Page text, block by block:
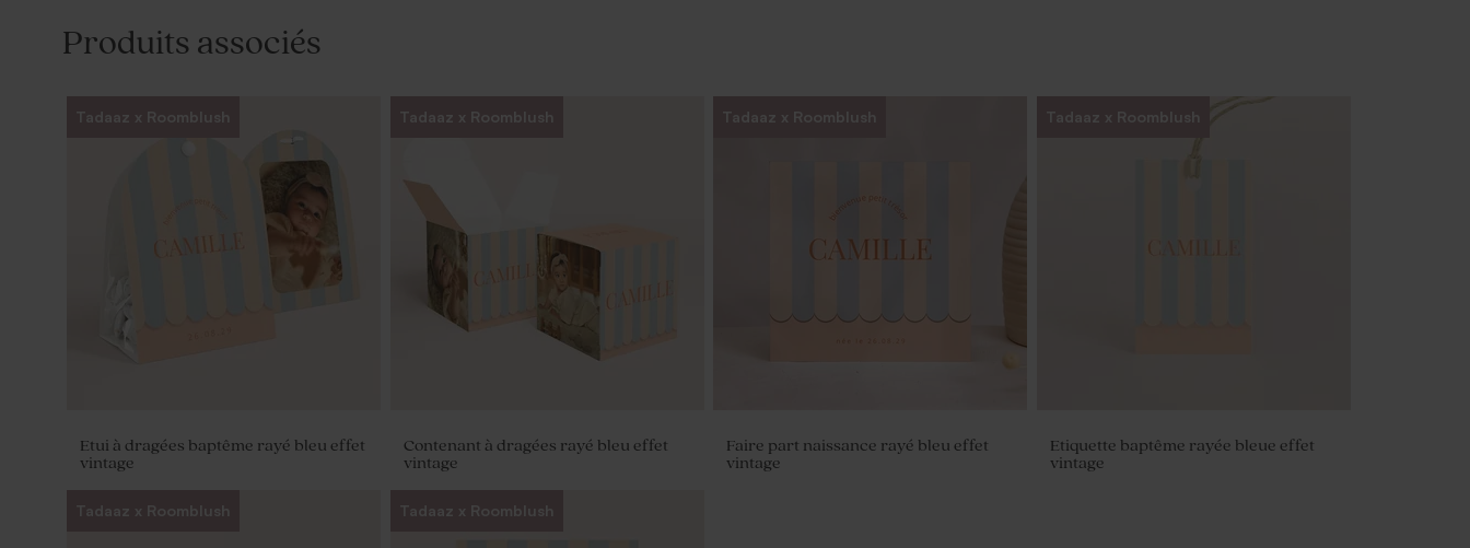
Produits associés
Tadaaz x Roomblush
Etui à dragées baptême rayé bleu effet
vintage
Tadaaz x Roomblush
Contenant à dragées rayé bleu effet
vintage
Tadaaz x Roomblush
Faire part naissance rayé bleu effet
vintage
Tadaaz x Roomblush
Etiquette baptême rayée bleue effet
vintage
Tadaaz x Roomblush Tadaaz x Roomblush